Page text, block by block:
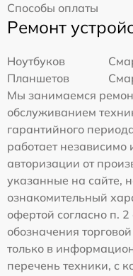
Способы оплаты
Ремонт
Ноутбуков
Планшетов
Мы занимаемся
обслуживанием
гарантийного
работает
авторизации от
указанные на сайте,
ознакомительный
офертой согласно п.
обозначения
только в
перечень техники, с